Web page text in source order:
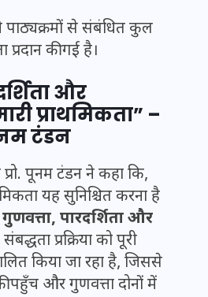
पाठ्यक्रमों से संबंधित कुल
की गई है।
और
प्राथमिकता” –
टंडन
पूनम टंडन ने कहा कि,
यह सुनिश्चित करना है
गुणवत्ता, पारदर्शिता और
प्रक्रिया को पूरी
किया जा रहा है, जिससे
की पहुँच और गुणवत्ता दोनों में